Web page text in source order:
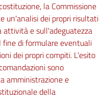
la Commissione
un'analisi dei propri risultati
attività e sull'adeguatezza
di formulare eventuali
dei propri compiti. L'esito
sono
amministrazione e
della